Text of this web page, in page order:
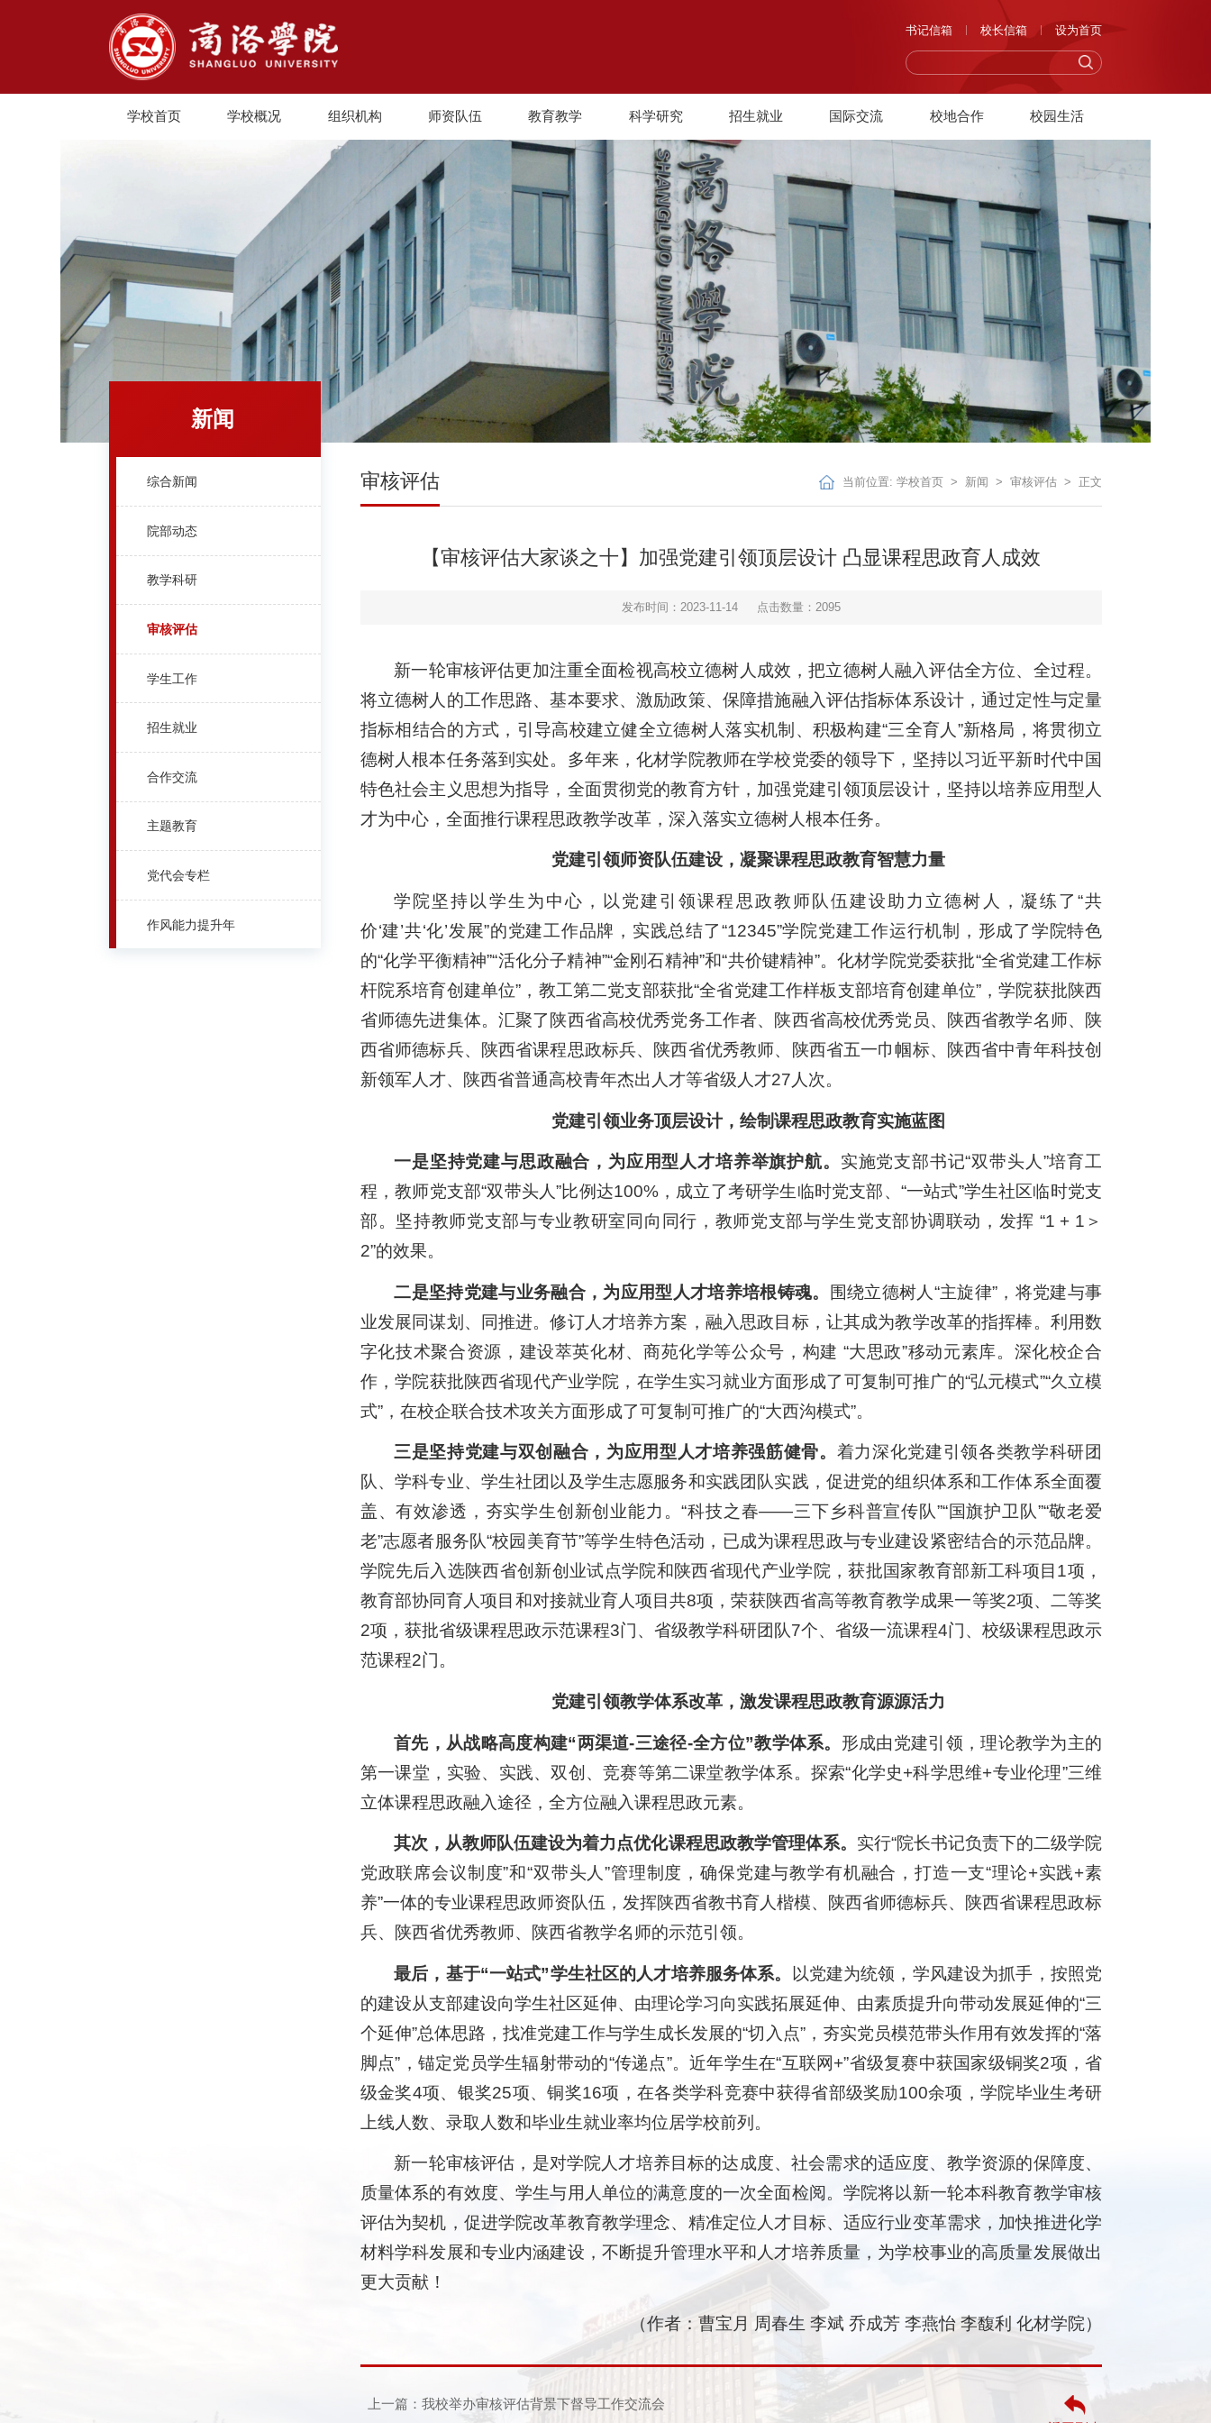
书记信箱 校长信箱 设为首页
学校首页 学校概况 组织机构 师资队伍 教育教学 科学研究 招生就业 国际交流 校地合作 校园生活
新闻
综合新闻
院部动态
教学科研
审核评估
学生工作
招生就业
合作交流
主题教育
党代会专栏
作风能力提升年
审核评估 当前位置:学校首页 > 新闻 >审核评估 > 正文
【审核评估大家谈之十】加强党建引领顶层设计 凸显课程思政育人成效
发布时间：2023-11-14 点击数量： 2095
新一轮审核评估更加注重全面检视高校立德树人成效，把立德树人融入评估全方位、全过程。
将立德树人的工作思路、基本要求、激励政策、保障措施融入评估指标体系设计，通过定性与定量
指标相结合的方式，引导高校建立健全立德树人落实机制、积极构建“三全育人”新格局，将贯彻立
德树人根本任务落到实处。多年来，化材学院教师在学校党委的领导下，坚持以习近平新时代中国
特色社会主义思想为指导，全面贯彻党的教育方针，加强党建引领顶层设计，坚持以培养应用型人
才为中心，全面推行课程思政教学改革，深入落实立德树人根本任务。
党建引领师资队伍建设，凝聚课程思政教育智慧力量
学院坚持以学生为中心，以党建引领课程思政教师队伍建设助力立德树人，凝练了“共
价‘建’共‘化’发展”的党建工作品牌，实践总结了“12345”学院党建工作运行机制，形成了学院特色
的“化学平衡精神”“活化分子精神”“金刚石精神”和“共价键精神”。化材学院党委获批“全省党建工作标
杆院系培育创建单位”，教工第二党支部获批“全省党建工作样板支部培育创建单位”，学院获批陕西
省师德先进集体。汇聚了陕西省高校优秀党务工作者、陕西省高校优秀党员、陕西省教学名师、陕
西省师德标兵、陕西省课程思政标兵、陕西省优秀教师、陕西省五一巾帼标、陕西省中青年科技创
新领军人才、陕西省普通高校青年杰出人才等省级人才27人次。
党建引领业务顶层设计，绘制课程思政教育实施蓝图
一是坚持党建与思政融合，为应用型人才培养举旗护航。 实施党支部书记“双带头人”培育工
程，教师党支部“双带头人”比例达100%，成立了考研学生临时党支部、“一站式”学生社区临时党支
部。坚持教师党支部与专业教研室同向同行，教师党支部与学生党支部协调联动，发挥 “1 + 1＞
2”的效果。
二是坚持党建与业务融合，为应用型人才培养培根铸魂。
围绕立德树人“主旋律”，将党建与事
业发展同谋划、同推进。修订人才培养方案，融入思政目标，让其成为教学改革的指挥棒。利用数
字化技术聚合资源，建设萃英化材、商苑化学等公众号，构建 “大思政”移动元素库。深化校企合
作，学院获批陕西省现代产业学院，在学生实习就业方面形成了可复制可推广的“弘元模式”“久立模
式”，在校企联合技术攻关方面形成了可复制可推广的“大西沟模式”。
三是坚持党建与双创融合，为应用型人才培养强筋健骨。 着力深化党建引领各类教学科研团
队、学科专业、学生社团以及学生志愿服务和实践团队实践，促进党的组织体系和工作体系全面覆
盖、有效渗透，夯实学生创新创业能力。“科技之春——三下乡科普宣传队”“国旗护卫队”“敬老爱
老”志愿者服务队“校园美育节”等学生特色活动，已成为课程思政与专业建设紧密结合的示范品牌。
学院先后入选陕西省创新创业试点学院和陕西省现代产业学院，获批国家教育部新工科项目1项，
教育部协同育人项目和对接就业育人项目共8项，荣获陕西省高等教育教学成果一等奖2项、二等奖
2项，获批省级课程思政示范课程3门、省级教学科研团队7个、省级一流课程4门、校级课程思政示
范课程2门。
党建引领教学体系改革，激发课程思政教育源源活力
首先，从战略高度构建“两渠道-三途径-全方位”教学体系。 形成由党建引领，理论教学为主的
第一课堂，实验、实践、双创、竞赛等第二课堂教学体系。探索“化学史+科学思维+专业伦理”三维
立体课程思政融入途径，全方位融入课程思政元素。
其次，从教师队伍建设为着力点优化课程思政教学管理体系。 实行“院长书记负责下的二级学院
党政联席会议制度”和“双带头人”管理制度，确保党建与教学有机融合，打造一支“理论+实践+素
养”一体的专业课程思政师资队伍，发挥陕西省教书育人楷模、陕西省师德标兵、陕西省课程思政标
兵、陕西省优秀教师、陕西省教学名师的示范引领。
最后，基于“一站式”学生社区的人才培养服务体系。
以党建为统领，学风建设为抓手，按照党
的建设从支部建设向学生社区延伸、由理论学习向实践拓展延伸、由素质提升向带动发展延伸的“三
个延伸”总体思路，找准党建工作与学生成长发展的“切入点”，夯实党员模范带头作用有效发挥的“落
脚点”，锚定党员学生辐射带动的“传递点”。近年学生在“互联网+”省级复赛中获国家级铜奖2项，省
级金奖4项、银奖25项、铜奖16项，在各类学科竞赛中获得省部级奖励100余项，学院毕业生考研
上线人数、录取人数和毕业生就业率均位居学校前列。
新一轮审核评估，是对学院人才培养目标的达成度、社会需求的适应度、教学资源的保障度、
质量体系的有效度、学生与用人单位的满意度的一次全面检阅。学院将以新一轮本科教育教学审核
评估为契机，促进学院改革教育教学理念、精准定位人才目标、适应行业变革需求，加快推进化学
材料学科发展和专业内涵建设，不断提升管理水平和人才培养质量，为学校事业的高质量发展做出
更大贡献！
（作者：曹宝月 周春生 李斌 乔成芳 李燕怡 李馥利 化材学院）
上一篇：我校举办审核评估背景下督导工作交流会